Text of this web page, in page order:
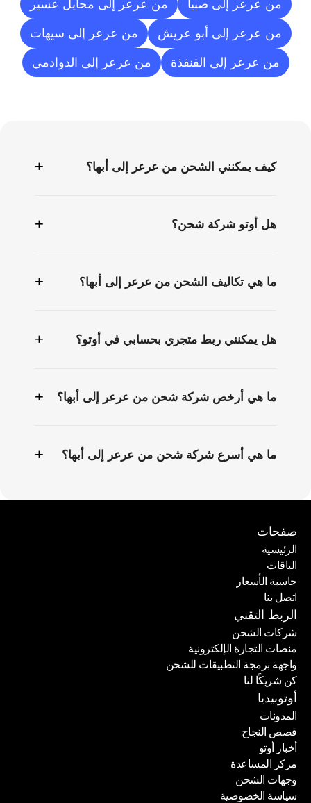
من عرعر إلى صبيا من عرعر إلى محايل عسير
من عرعر إلى أبو عريش من عرعر إلى سيهات
من عرعر إلى القنفذة من عرعر إلى الدوادمي
كيف يمكنني الشحن من عرعر إلى أبها؟ +
هل أوتو شركة شحن؟ +
ما هي تكاليف الشحن من عرعر إلى أبها؟ +
هل يمكنني ربط متجري بحسابي في أوتو؟ +
ما هي أرخص شركة شحن من عرعر إلى أبها؟ +
ما هي أسرع شركة شحن من عرعر إلى أبها؟ +
صفحات
الرئيسية
الرئيسية
الباقات
الباقات
حاسبة الأسعار
حاسبة الأسعار
اتصل بنا
اتصل بنا
الربط التقني
شركات الشحن
شركات الشحن
منصات التجارة الإلكترونية
منصات التجارة الإلكترونية
واجهة برمجة التطبيقات للشحن
واجهة برمجة التطبيقات للشحن
كن شريكًا لنا
كن شريكًا لنا
أوتوبيديا
المدونات
المدونات
قصص النجاح
قصص النجاح
أخبار أوتو
أخبار أوتو
مركز المساعدة
مركز المساعدة
وجهات الشحن
وجهات الشحن
سياسة الخصوصية